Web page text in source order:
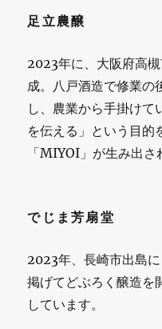
足立農醸
2023年に、大阪府高
成。八戸酒造で修業の
し、農業から手掛けて
を伝える」という目的
「MIYOI」が生み出さ
でじま芳扇堂
2023年、長崎市出島
掲げてどぶろく醸造を
しています。